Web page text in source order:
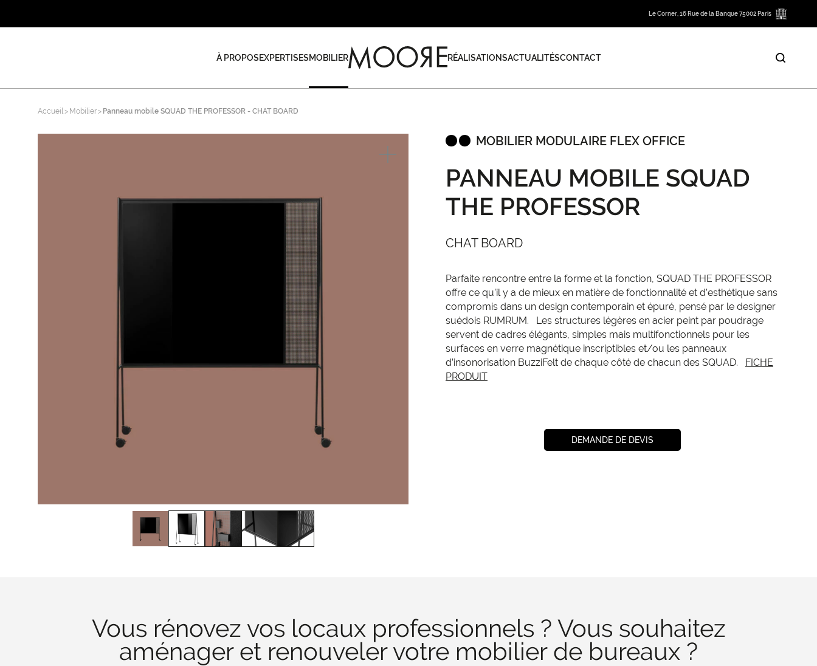
Le Corner, 16 Rue de la Banque 75002 Paris
À PROPOSEXPERTISESMOBILIER RÉALISATIONSACTUALITÉSCONTACT
Accueil Mobilier Panneau mobile SQUAD THE PROFESSOR - CHAT BOARD
MOBILIER MODULAIRE FLEX OFFICE
PANNEAU MOBILE SQUAD
THE PROFESSOR
CHAT BOARD
Parfaite rencontre entre la forme et la fonction, SQUAD THE PROFESSOR
offre ce qu’il y a de mieux en matière de fonctionnalité et d’esthétique sans
compromis dans un design contemporain et épuré, pensé par le designer
suédois RUMRUM. Les structures légères en acier peint par poudrage
servent de cadres élégants, simples mais multifonctionnels pour les
surfaces en verre magnétique inscriptibles et/ou les panneaux
d’insonorisation BuzziFelt de chaque côté de chacun des SQUAD. FICHE
PRODUIT
DEMANDE DE DEVIS
Vous rénovez vos locaux professionnels ? Vous souhaitez
aménager et renouveler votre mobilier de bureaux ?